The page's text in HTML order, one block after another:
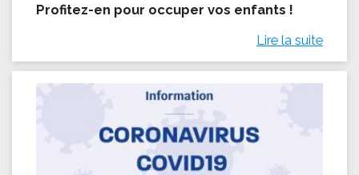
Profitez-en pour occuper vos enfants !
Lire la suite